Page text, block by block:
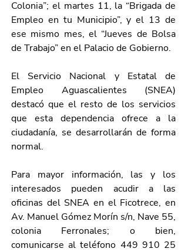
Colonia”; el martes 11, la “Brigada de
Empleo en tu Municipio”, y el 13 de
ese mismo mes, el “Jueves de Bolsa
de Trabajo” en el Palacio de Gobierno.
El Servicio Nacional y Estatal de
Empleo Aguascalientes (SNEA)
destacó que el resto de los servicios
que esta dependencia ofrece a la
ciudadanía, se desarrollarán de forma
normal.
Para mayor información, las y los
interesados pueden acudir a las
oficinas del SNEA en el Ficotrece, en
Av. Manuel Gómez Morín s/n, Nave 55,
colonia Ferronales; o bien,
comunicarse al teléfono 449 910 25